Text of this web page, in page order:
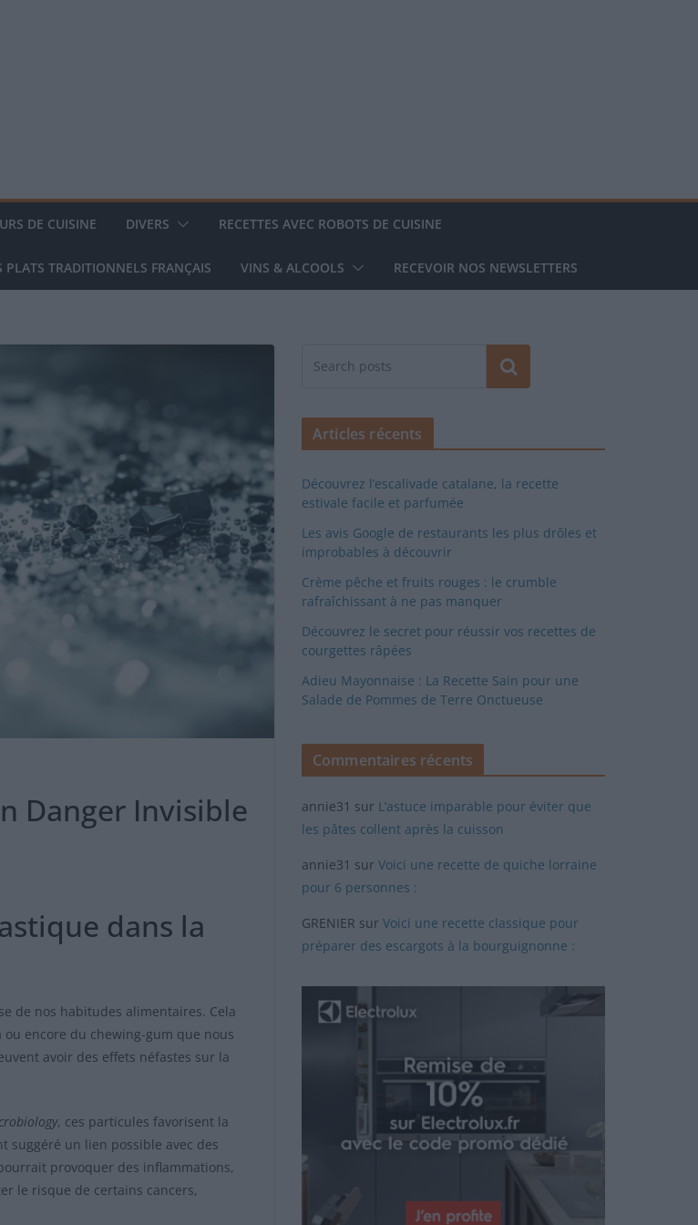
DE CUISINE DIVERS RECETTES AVEC ROBOTS DE CUISINE
PLATS TRADITIONNELS FRANÇAIS VINS & ALCOOLS RECEVOIR NOS NEWSLETTERS
Danger Invisible
dans la
de nos habitudes alimentaires. Cela
encore du chewing-gum que nous
avoir des effets néfastes sur la
, ces particules favorisent la
suggéré un lien possible avec des
provoquer des inflammations,
le risque de certains cancers,
Rechercher
Articles récents
Découvrez l’escalivade catalane, la recette
estivale facile et parfumée
Les avis Google de restaurants les plus drôles et
improbables à découvrir
Crème pêche et fruits rouges : le crumble
rafraîchissant à ne pas manquer
Découvrez le secret pour réussir vos recettes de
courgettes râpées
Adieu Mayonnaise : La Recette Sain pour une
Salade de Pommes de Terre Onctueuse
Commentaires récents
annie31 sur L’astuce imparable pour éviter que
les pâtes collent après la cuisson
annie31 sur Voici une recette de quiche lorraine
pour 6 personnes :
GRENIER sur Voici une recette classique pour
préparer des escargots à la bourguignonne :